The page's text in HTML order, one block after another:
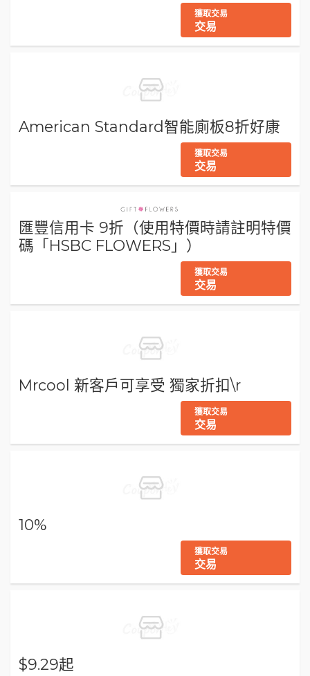
獲取交易
交易
American Standard智能廁板8折好康
獲取交易
交易
匯豐信用卡 9折（使用特價時請註明特價
碼「HSBC FLOWERS」）
獲取交易
交易
Mrcool 新客戶可享受 獨家折扣\r
獲取交易
交易
10%
獲取交易
交易
$9.29起